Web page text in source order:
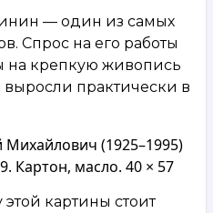
— один из самых
Спрос на его работы
на крепкую живопись
практически в
(1925–1995)
Картон, масло. 40 × 57
картины стоит